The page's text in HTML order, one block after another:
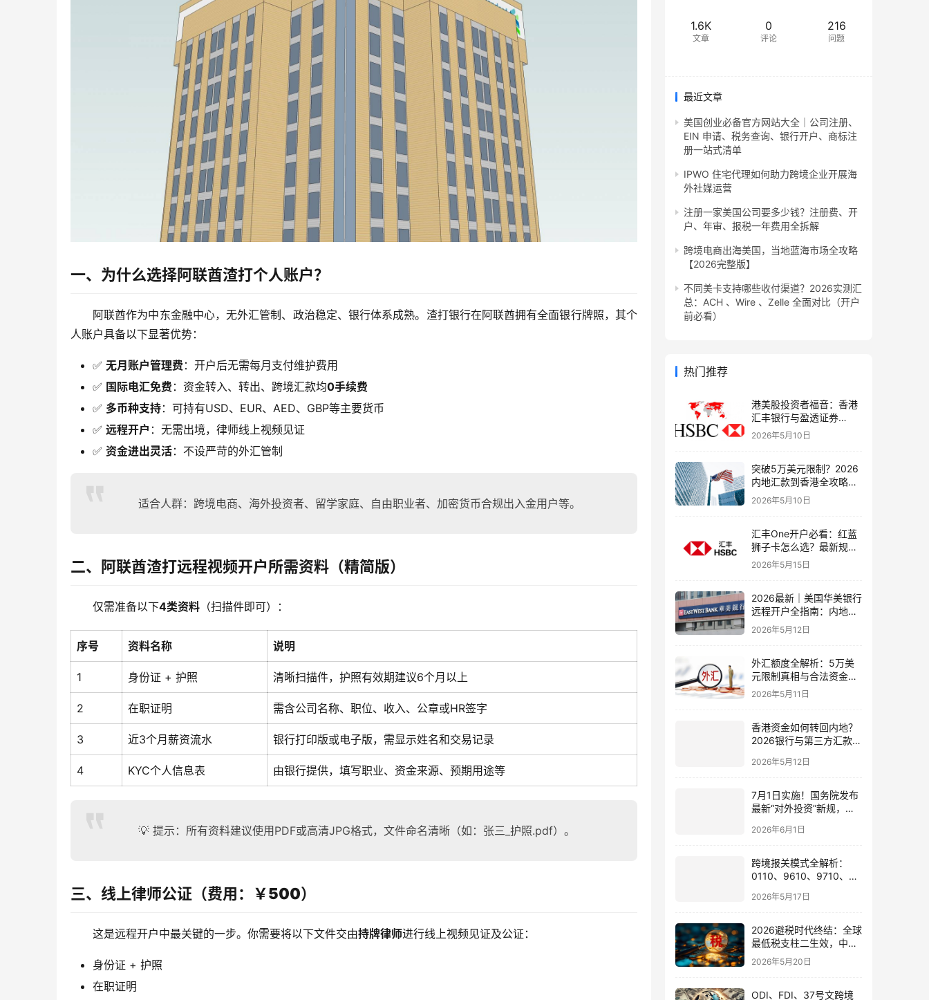
一、为什么选择阿联酋渣打个人账户？
阿联酋作为中东金融中心，无外汇管制、政治稳定、银行体系成熟。渣打银行在阿联酋拥有全面银行牌照，其个
人账户具备以下显著优势：
✅ 无月账户管理费 ：开户后无需每月支付维护费用
✅ 国际电汇免费 ：资金转入、转出、跨境汇款均0手续费
✅ 多币种支持：可持有USD、EUR、AED、GBP等主要货币
✅ 远程开户 ：无需出境，律师线上视频见证
✅ 资金进出灵活：不设严苛的外汇管制
适合人群：跨境电商、海外投资者、留学家庭、自由职业者、加密货币合规出入金用户等。
二、阿联酋渣打远程视频开户所需资料（精简版）
仅需准备以下4类资料 （扫描件即可）：
序号 资料名称 说明
1 身份证 + 护照 清晰扫描件，护照有效期建议6个月以上
2 在职证明 需含公司名称、职位、收入、公章或HR签字
3 近3个月薪资流水 银行打印版或电子版，需显示姓名和交易记录
4 KYC个人信息表 由银行提供，填写职业、资金来源、预期用途等
💡 提示：所有资料建议使用PDF或高清JPG格式，文件命名清晰（如：张三_护照.pdf）。
三、线上律师公证（费用：￥500）
这是远程开户中最关键的一步。你需要将以下文件交由持牌律师进行线上视频见证及公证：
身份证 + 护照
在职证明
1.6K
文章
0
评论
216
问题
最近文章
美国创业必备官方网站大全｜公司注册、
EIN 申请、税务查询、银行开户、商标注
册一站式清单
IPWO 住宅代理如何助力跨境企业开展海
外社媒运营
注册一家美国公司要多少钱？注册费、开
户、年审、报税一年费用全拆解
跨境电商出海美国，当地蓝海市场全攻略
【2026完整版】
不同美卡支持哪些收付渠道？2026实测汇
总：ACH 、Wire 、Zelle 全面对比（开户
前必看）
热门推荐
港美股投资者福音：香港
汇丰银行与盈透证券
（IBKR）绑定入金全流
2026年5月10日
突破5万美元限制？2026
内地汇款到香港全攻略：
4种合法路径、手续费对
比与避坑指南
2026年5月10日
汇丰One开户必看：红蓝
狮子卡怎么选？最新规则
+补办攻略+5个避坑指南
2026年5月15日
2026最新｜美国华美银行
远程开户全指南：内地居
民足不出户办理美股与跨
境账户实操解析
2026年5月12日
外汇额度全解析：5万美
元限制真相与合法资金出
境通道
2026年5月11日
香港资金如何转回内地？
2026银行与第三方汇款全
2026年5月12日
7月1日实施！国务院发布
最新“对外投资”新规，炒
会有何影响
2026年6月1日
跨境报关模式全解析：
0110、9610、9710、
别与最佳应用场景
2026年5月17日
2026避税时代终结：全球
最低税支柱二生效，中国
企业家海外公司合规3大
2026年5月20日
ODI、FDI、37号文跨境